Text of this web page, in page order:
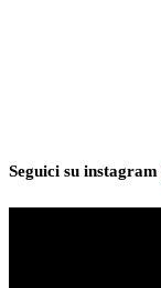
Seguici su instagram